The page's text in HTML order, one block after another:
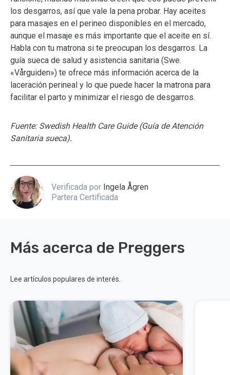
los desgarros, así que vale la pena probar. Hay aceites
para masajes en el perineo disponibles en el mercado,
aunque el masaje es más importante que el aceite en sí.
Habla con tu matrona si te preocupan los desgarros. La
guía sueca de salud y asistencia sanitaria (Swe.
«Vårguiden») te ofrece más información acerca de la
laceración perineal y lo que puede hacer la matrona para
facilitar el parto y minimizar el riesgo de desgarros.
Fuente: Swedish Health Care Guide (Guía de Atención
Sanitaria sueca).
Verificada por Ingela Ågren
Partera Certificada
Más acerca de Preggers
Lee artículos populares de interés.